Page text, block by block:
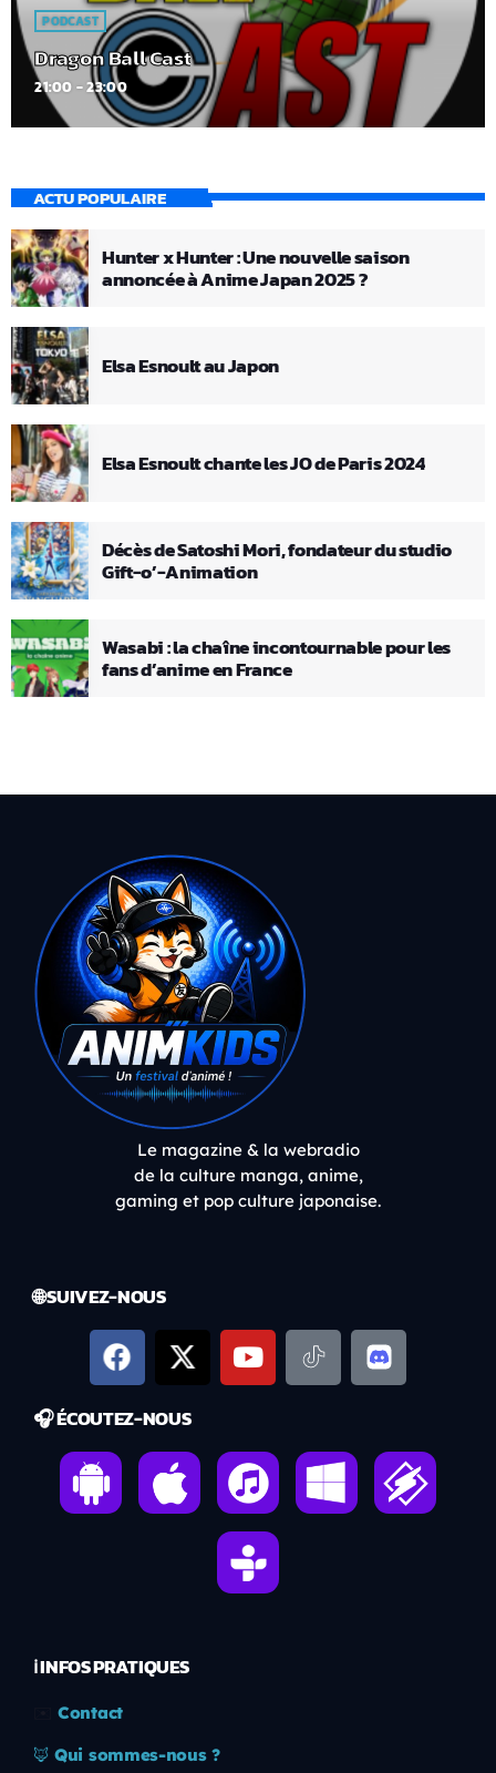
PODCAST
Dragon Ball Cast
21:00 - 23:00
ACTU POPULAIRE
Hunter x Hunter : Une nouvelle saison
annoncée à Anime Japan 2025 ?
Elsa Esnoult au Japon
Elsa Esnoult chante les JO de Paris 2024
Décès de Satoshi Mori, fondateur du studio
Gift-o’-Animation
Wasabi : la chaîne incontournable pour les
fans d’anime en France
Le magazine & la webradio
de la culture manga, anime,
gaming et pop culture japonaise.
🌐 SUIVEZ-NOUS
🎧 ÉCOUTEZ-NOUS
ℹ️ INFOS PRATIQUES
Contact
🦊 Qui sommes-nous ?